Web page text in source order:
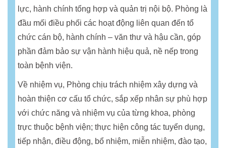
lực, hành chính tổng hợp và quản trị nội bộ. Phòng là
đầu mối điều phối các hoạt động liên quan đến tổ
chức cán bộ, hành chính – văn thư và hậu cần, góp
phần đảm bảo sự vận hành hiệu quả, nề nếp trong
toàn bệnh viện.
Về nhiệm vụ, Phòng chịu trách nhiệm xây dựng và
hoàn thiện cơ cấu tổ chức, sắp xếp nhân sự phù hợp
với chức năng và nhiệm vụ của từng khoa, phòng
trực thuộc bệnh viện; thực hiện công tác tuyển dụng,
tiếp nhận, điều động, bổ nhiệm, miễn nhiệm, đào tạo,